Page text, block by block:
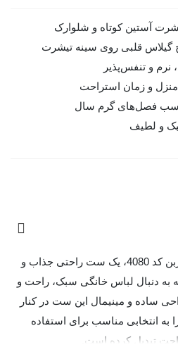
آستین کوتاه و شلوارک
قلبی روی سینه تیشرت
و زمان استراحت
فصل‌های گرم سال
و لطیف
تاپ و شلوارک گیلاس زنانه ناربن کد 4080، یک ست راحتی جذاب و
دنبال لباس خانگی سبک، راحت و
ساده و مینیمال این ست در کنار
به انتخابی مناسب برای استفاده
تبدیل کرده است.